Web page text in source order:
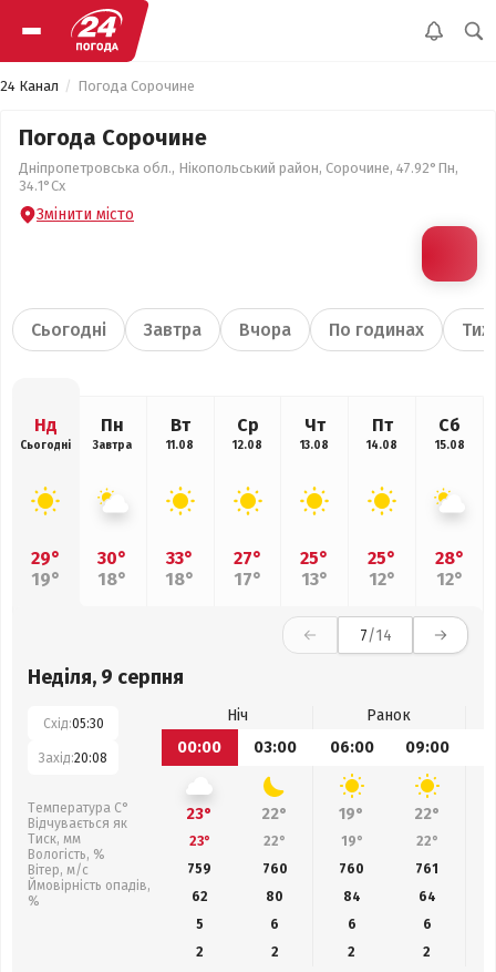
24 Канал Погода Сорочине
Погода Сорочине
Дніпропетровська обл., Нікопольський район, Сорочине, 47.92°Пн,
34.1°Сх
Змінити місто
Сьогодні Завтра Вчора По годинах
Нд
Сьогодні
29°
19°
Пн
Завтра
30°
18°
Вт
11.08
33°
18°
Ср
12.08
27°
17°
Чт
13.08
25°
13°
Пт
14.08
25°
12°
Сб
15.08
28°
12°
7/14
Неділя, 9 серпня
Схід:05:30
Захід:20:08
Температура С°
Відчувається як
Тиск, мм
Вологість, %
Вітер, м/с
Ймовірність опадів,
%
Ніч
Ранок
00:00
03:00 06:00 09:00
23° 22° 19° 22°
23° 22° 19° 22°
759
760 760 761
62
80 84
64
5
6 6
6
2
2 2 2